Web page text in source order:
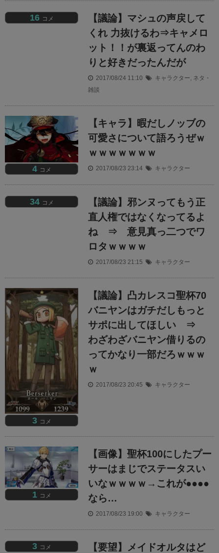
16 コメ
【議論】マシュの声戻して
くれ 力抜けるわ⇒キャメロ
ット！！が裏返ってんのわ
りと好きだったんだが
2017/08/24 11:10 キャラクター, ネタ・
雑談
4 コメ
【キャラ】暇だしノッブの
可愛さについて語ろうぜｗ
ｗｗｗｗｗｗｗ
2017/08/23 23:14 キャラクター
34 コメ
【議論】邪ンヌってもう正
直人権ではなくなってるよ
ね ⇒ 意見真っ二つでワ
ロタｗｗｗｗ
2017/08/23 21:15 キャラクター
3 コメ
【議論】凸カレスコ聖杯70
バニヤンはガチだしもっと
サポに出してほしい ⇒
わざわざバニヤン借りるの
ってかなり一部だろｗｗｗ
ｗ
2017/08/23 20:45 キャラクター
1 コメ
【画像】聖杯100にしたプー
サーはまじでステータスい
いなｗｗｗｗ→これが●●●●
なら…
2017/08/23 19:00 キャラクター
3 コメ
【要望】メイドオルタはど